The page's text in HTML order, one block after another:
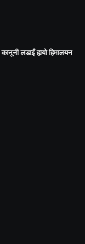
लडाइँ हार्‍यो हिमालयन